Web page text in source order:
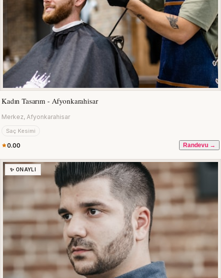
Kadın Tasarım - Afyonkarahisar
Merkez, Afyonkarahisar
Saç Kesimi
0.00 Randevu →
✨ ONAYLI